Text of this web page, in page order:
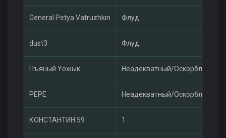
General Petya Vatruzhkin Флуд
dust3 Флуд
Пъяный Yoжык Неадекватный/Оскорбления
PEPE Неадекватный/Оскорбления
КОНСТАНТИН 59 1